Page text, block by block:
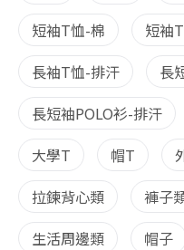
短袖T恤-棉
短袖
長袖T恤-排汗
長
長短袖POLO衫-排汗
大學T
帽T
拉鍊背心類
褲子
生活周邊類
帽子